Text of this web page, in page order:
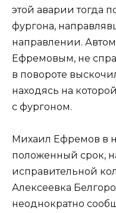
этой аварии тогда
фургона,
направлении.
Ефремовым, не
в повороте
находясь на
с фургоном.
Михаил Ефремов в
положенный срок,
исправительной
Алексеевка
неоднократно